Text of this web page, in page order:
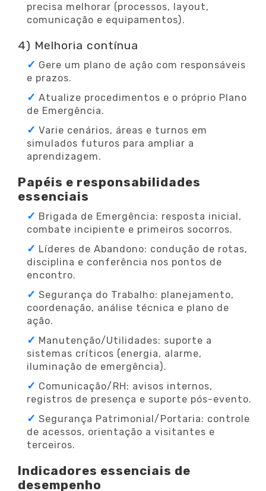
precisa melhorar (processos, layout,
comunicação e equipamentos).
4) Melhoria contínua
Gere um plano de ação com responsáveis
e prazos.
Atualize procedimentos e o próprio Plano
de Emergência.
Varie cenários, áreas e turnos em
simulados futuros para ampliar a
aprendizagem.
Papéis e responsabilidades
essenciais
Brigada de Emergência: resposta inicial,
combate incipiente e primeiros socorros.
Líderes de Abandono: condução de rotas,
disciplina e conferência nos pontos de
encontro.
Segurança do Trabalho: planejamento,
coordenação, análise técnica e plano de
ação.
Manutenção/Utilidades: suporte a
sistemas críticos (energia, alarme,
iluminação de emergência).
Comunicação/RH: avisos internos,
registros de presença e suporte pós-evento.
Segurança Patrimonial/Portaria: controle
de acessos, orientação a visitantes e
terceiros.
Indicadores essenciais de
desempenho